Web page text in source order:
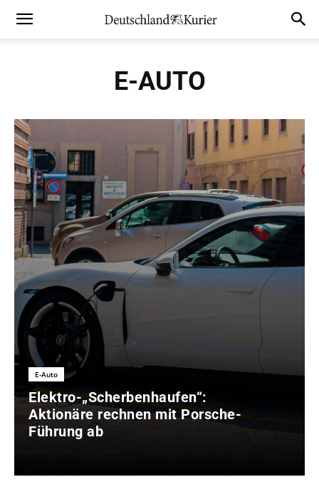
E-AUTO
E-Auto
Elektro-„Scherbenhaufen“:
Aktionäre rechnen mit Porsche-
Führung ab